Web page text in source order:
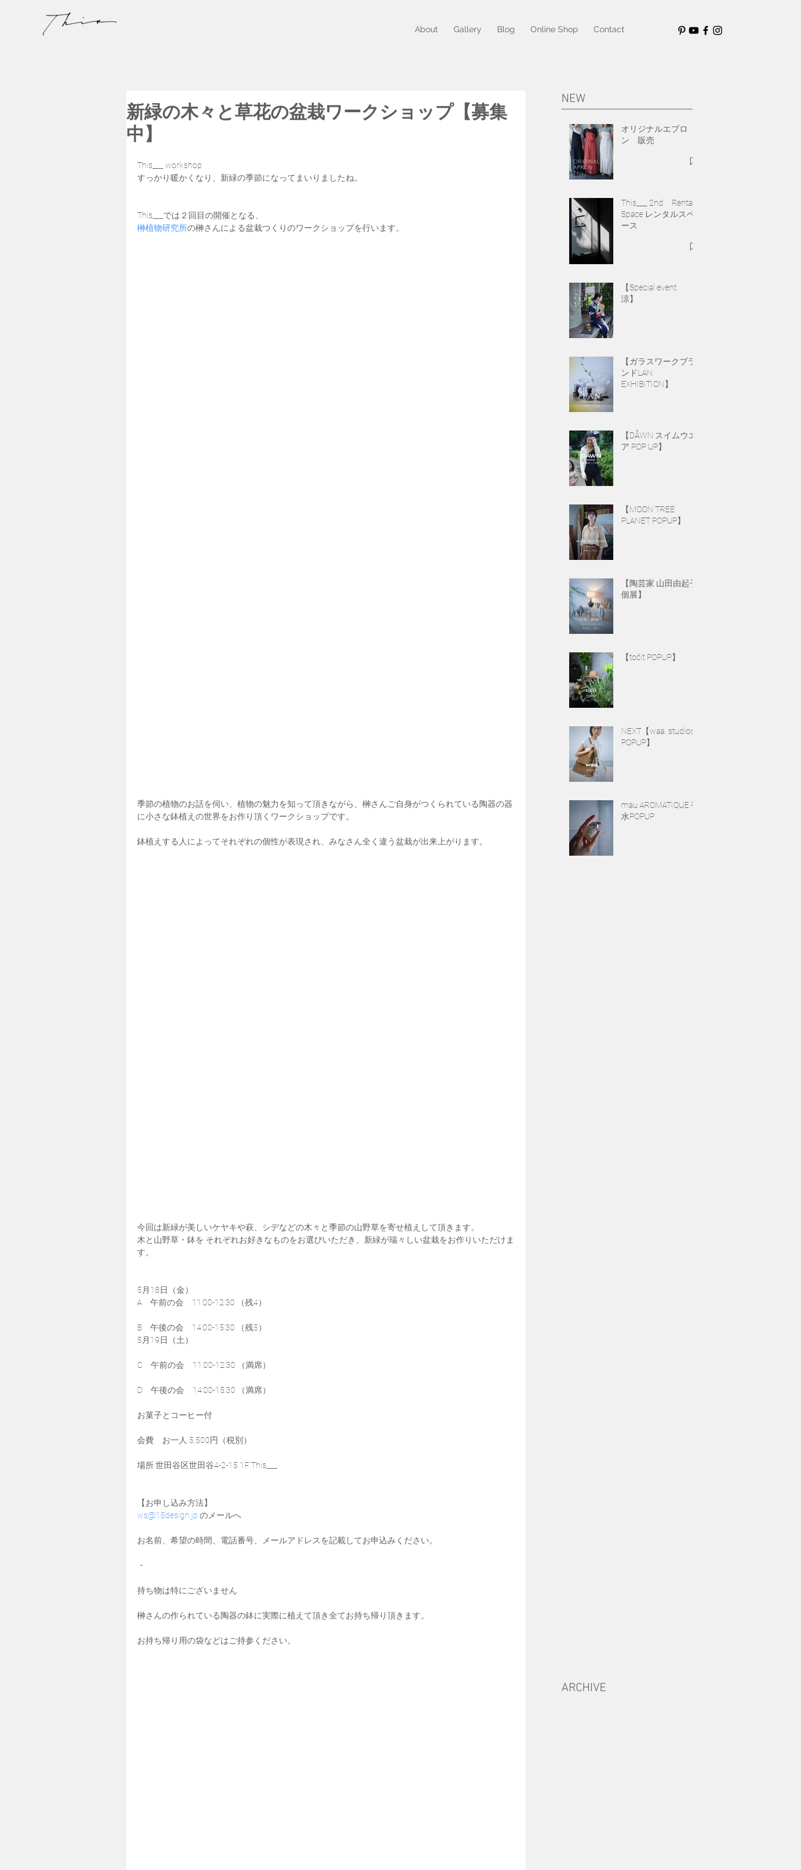
About Gallery Blog Online Shop Contact
新緑の木々と草花の盆栽ワークショップ【募集
中】
This___ workshop
すっかり暖かくなり、新緑の季節になってまいりましたね。
This___では２回目の開催となる、
榊植物研究所の榊さんによる盆栽つくりのワークショップを行います。
季節の植物のお話を伺い、植物の魅力を知って頂きながら、榊さんご自身がつくられている陶器の器
に小さな鉢植えの世界をお作り頂くワークショップです。
鉢植えする人によってそれぞれの個性が表現され、みなさん全く違う盆栽が出来上がります。
今回は新緑が美しいケヤキや萩、シデなどの木々と季節の山野草を寄せ植えして頂きます。
木と山野草・鉢を それぞれお好きなものをお選びいただき、新緑が瑞々しい盆栽をお作りいただけま
す。
5月18日（金）
A　午前の会　11:00-12:30 （残4）
B　午後の会　14:00-15:30 （残5）
5月19日（土）
C　午前の会　11:00-12:30 （満席）
D　午後の会　14:00-15:30 （満席）
お菓子とコーヒー付
会費　お一人 5,500円（税別）
場所 世田谷区世田谷4-2-15 1F This___
【お申し込み方法】
ws@15design.jp のメールへ
お名前、希望の時間、電話番号、メールアドレスを記載してお申込みください。
・
持ち物は特にございません
榊さんの作られている陶器の鉢に実際に植えて頂き全てお持ち帰り頂きます。
お持ち帰り用の袋などはご持参ください。
NEW
オリジナルエプロ
ン 販売
This___ 2nd Rental
Space レンタルスペ
ース
【Special event
涼】
【ガラスワークブラ
ンドLAN
EXHIBITION】
【DÅWN スイムウエ
ア POP UP】
【MOON TREE
PLANET POPUP】
【陶芸家 山田由起子
個展】
【točit POPUP】
NEXT【waa. studios
POPUP】
mau AROMATIQUE 香
水POPUP
ARCHIVE